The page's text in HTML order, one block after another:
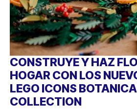
CONSTRUYE Y HAZ
HOGAR CON LOS
LEGO ICONS
COLLECTION